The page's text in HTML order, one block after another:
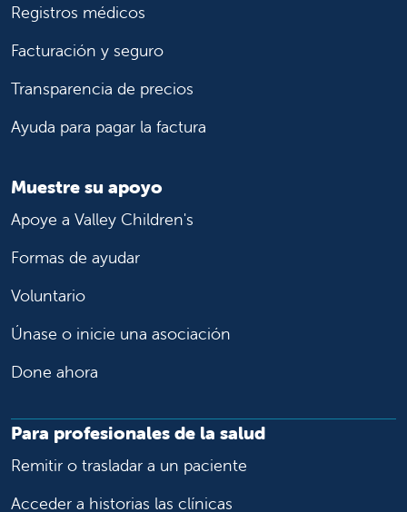
Registros médicos
Facturación y seguro
Transparencia de precios
Ayuda para pagar la factura
Muestre su apoyo
Apoye a Valley Children's
Formas de ayudar
Voluntario
Únase o inicie una asociación
Done ahora
Para profesionales de la salud
Remitir o trasladar a un paciente
Acceder a historias las clínicas